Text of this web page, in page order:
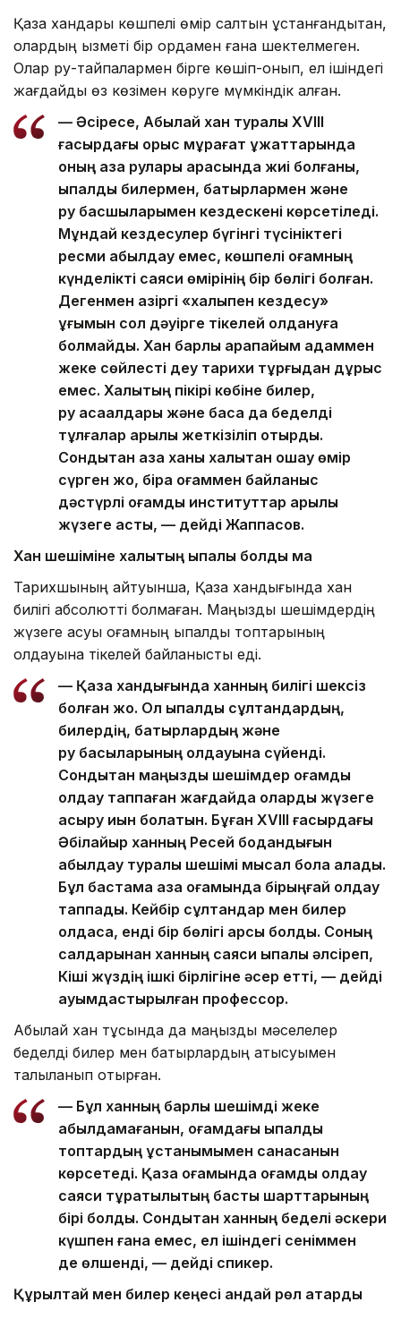
Қазақ хандары көшпелі өмір салтын ұстанғандықтан,
олардың қызметі бір ордамен ғана шектелмеген.
Олар ру-тайпалармен бірге көшіп-қонып, ел ішіндегі
жағдайды өз көзімен көруге мүмкіндік алған.
— Әсіресе, Абылай хан туралы XVIII
ғасырдағы орыс мұрағат құжаттарында
оның қазақ рулары арасында жиі болғаны,
ықпалды билермен, батырлармен және
ру басшыларымен кездескені көрсетіледі.
Мұндай кездесулер бүгінгі түсініктегі
ресми қабылдау емес, көшпелі қоғамның
күнделікті саяси өмірінің бір бөлігі болған.
Дегенмен қазіргі «халықпен кездесу»
ұғымын сол дәуірге тікелей қолдануға
болмайды. Хан барлық қарапайым адаммен
жеке сөйлесті деу тарихи тұрғыдан дұрыс
емес. Халықтың пікірі көбіне билер,
ру ақсақалдары және басқа да беделді
тұлғалар арқылы жеткізіліп отырды.
Сондықтан қазақ ханы халықтан оқшау өмір
сүрген жоқ, бірақ қоғаммен байланыс
дәстүрлі қоғамдық институттар арқылы
жүзеге асты, — дейді Жаппасов.
Хан шешіміне халықтың ықпалы болды ма
Тарихшының айтуынша, Қазақ хандығында хан
билігі абсолютті болмаған. Маңызды шешімдердің
жүзеге асуы қоғамның ықпалды топтарының
қолдауына тікелей байланысты еді.
— Қазақ хандығында ханның билігі шексіз
болған жоқ. Ол ықпалды сұлтандардың,
билердің, батырлардың және
ру басыларының қолдауына сүйенді.
Сондықтан маңызды шешімдер қоғамдық
қолдау таппаған жағдайда оларды жүзеге
асыру қиын болатын. Бұған XVIII ғасырдағы
Әбілқайыр ханның Ресей бодандығын
қабылдау туралы шешімі мысал бола алады.
Бұл бастама қазақ қоғамында бірыңғай қолдау
таппады. Кейбір сұлтандар мен билер
қолдаса, енді бір бөлігі қарсы болды. Соның
салдарынан ханның саяси ықпалы әлсіреп,
Кіші жүздің ішкі бірлігіне әсер етті, — дейді
қауымдастырылған профессор.
Абылай хан тұсында да маңызды мәселелер
беделді билер мен батырлардың қатысуымен
талқыланып отырған.
— Бұл ханның барлық шешімді жеке
қабылдамағанын, қоғамдағы ықпалды
топтардың ұстанымымен санасқанын
көрсетеді. Қазақ қоғамында қоғамдық қолдау
саяси тұрақтылықтың басты шарттарының
бірі болды. Сондықтан ханның беделі әскери
күшпен ғана емес, ел ішіндегі сеніммен
де өлшенді, — дейді спикер.
Құрылтай мен билер кеңесі қандай рөл атқарды